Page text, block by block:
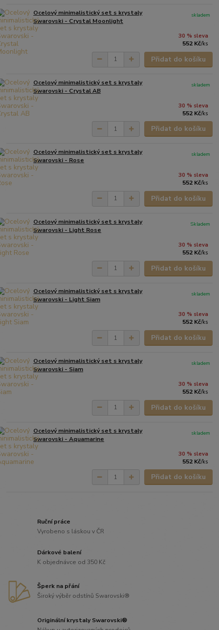
Ocelový minimalistický set s krystaly
Swarovski - Crystal Moonlight
30 % sleva
552 Kč/ks
skladem
Přidat do košíku
Ocelový minimalistický set s krystaly
Swarovski - Crystal AB
30 % sleva
552 Kč/ks
skladem
Přidat do košíku
Ocelový minimalistický set s krystaly
Swarovski - Rose
30 % sleva
552 Kč/ks
skladem
Přidat do košíku
Ocelový minimalistický set s krystaly
Swarovski - Light Rose
30 % sleva
552 Kč/ks
Skladem
Přidat do košíku
Ocelový minimalistický set s krystaly
Swarovski - Light Siam
30 % sleva
552 Kč/ks
skladem
Přidat do košíku
Ocelový minimalistický set s krystaly
Swarovski - Siam
30 % sleva
552 Kč/ks
skladem
Přidat do košíku
Ocelový minimalistický set s krystaly
Swarovski - Aquamarine
30 % sleva
552 Kč/ks
skladem
Přidat do košíku
Ruční práce
Vyrobeno s láskou v ČR
Dárkové balení
K objednávce od 350 Kč
Šperk na přání
Široký výběr odstínů Swarovski®
Originální krystaly Swarovski®